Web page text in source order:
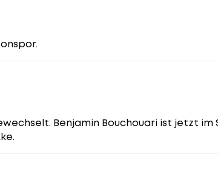
Benjamin Bouchouari ist jetzt im